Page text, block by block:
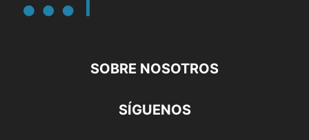
SOBRE NOSOTROS
SÍGUENOS